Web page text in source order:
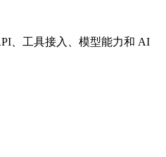
、工具接入、模型能力和 AI